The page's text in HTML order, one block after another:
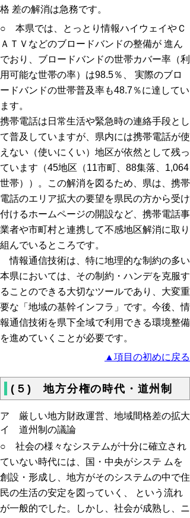
格 差の解消は急務です。
○ 本県では、とっとり情報ハイウェイやＣ
ＡＴＶなどのブロードバンドの整備が 進ん
でおり、ブロードバンドの世帯カバー率（利
用可能な世帯の率）は98.5％、 実際のブロ
ードバンドの世帯普及率も48.7％に達してい
ます。
携帯電話は日常生活や緊急時の連絡手段とし
て普及していますが、県内には携帯電話が使
えない（使いにくい）地区が依然として残っ
ています（45地区（11市町、88集落、1,064
世帯））。この解消を図るため、県は、携帯
電話のエリア拡大の要望を県民の方から受け
付けるホームページの開設など、携帯電話事
業者や市町村と連携して不感地区解消に取り
組んでいるところです。
情報通信技術は、特に地理的な制約の多い
本県においては、その制約・ハンデを克服す
ることのできる大切なツールであり、大変重
要な「地域の基幹インフラ」です。今後、情
報通信技術を県下全域で利用できる環境整備
を進めていくことが必要です。
▲項目の初めに戻る
(５) 地方分権の時代・道州制
ア 厳しい地方財政運営、地域間格差の拡大
イ 道州制の議論
○ 社会の様々なシステムが十分に確立され
ていない時代には、国・中央がシステ ムを
創設・形成し、地方がそのシステムの中で住
民の生活の安定を図っていく、 という流れ
が一般的でした。しかし、社会が成熟し、ニ